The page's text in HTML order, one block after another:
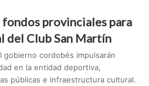
provinciales para
del Club San Martín
gobierno cordobés impulsarán
en la entidad deportiva,
públicas e infraestructura cultural.